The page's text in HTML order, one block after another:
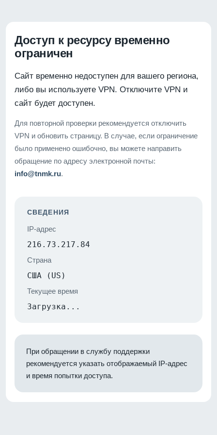
Доступ к ресурсу временно
ограничен
Сайт временно недоступен для вашего региона,
либо вы используете VPN. Отключите VPN и
сайт будет доступен.
Для повторной проверки рекомендуется отключить
VPN и обновить страницу. В случае, если ограничение
было применено ошибочно, вы можете направить
обращение по адресу электронной почты:
info@tnmk.ru.
СВЕДЕНИЯ
IP-адрес
216.73.217.84
Страна
США (US)
Текущее время
Загрузка...
При обращении в службу поддержки
рекомендуется указать отображаемый IP-адрес
и время попытки доступа.